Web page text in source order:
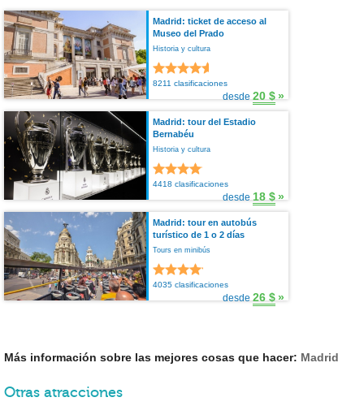
Madrid: ticket de acceso al
Museo del Prado
Historia y cultura
8211 clasificaciones
desde 20 $»
Madrid: tour del Estadio
Bernabéu
Historia y cultura
4418 clasificaciones
desde 18 $»
Madrid: tour en autobús
turístico de 1 o 2 días
Tours en minibús
4035 clasificaciones
desde 26 $»
Más información sobre las mejores cosas que hacer: Madrid
Otras atracciones